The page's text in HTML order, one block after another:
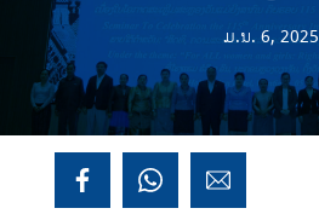
ມ.ນ. 6, 2025